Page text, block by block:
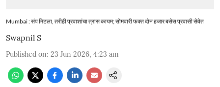
Mumbai : संप मिटला, तरीही प्रवाशांचा त्रास कायम; सोमवारी फक्त दोन हजार बसेस प्रवासी सेवेत
Swapnil S
Published on: 23 Jun 2026, 4:23 am